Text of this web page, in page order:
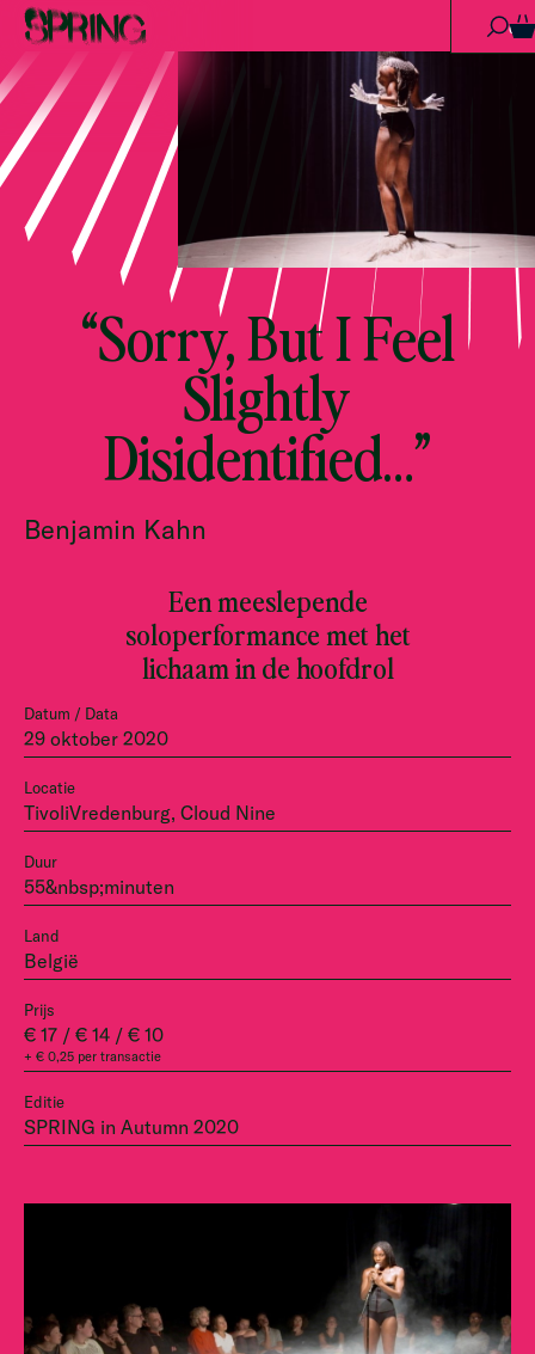
0
“Sorry, But I Feel
Slightly
Disidentified…”
Benjamin Kahn
Datum / Data
29 oktober 2020
Locatie
TivoliVredenburg, Cloud Nine
Duur
55&nbsp;minuten
Land
België
Prijs
€ 17 / € 14 / € 10
+ € 0,25 per transactie
Editie
SPRING in Autumn 2020
Een meeslepende
soloperformance met het
lichaam in de hoofdrol